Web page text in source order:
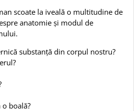
scoate la iveală o multitudine de
anatomie și modul de
substanță din corpul nostru?
boală?